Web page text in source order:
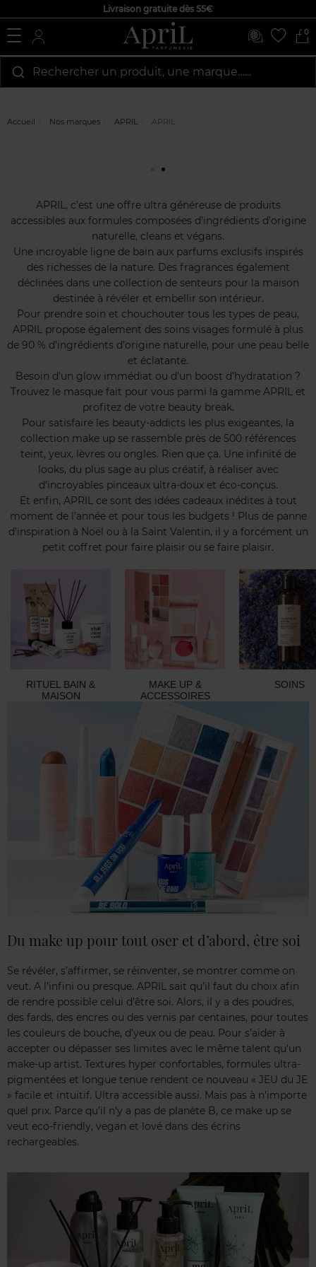
Livraison gratuite dès 55€
0
Rechercher un produit, une marque…...
Accueil Nos marques APRIL APRIL
APRIL, c’est une offre ultra généreuse de produits
accessibles aux formules composées d’ingrédients d’origine
naturelle, cleans et végans.
Une incroyable ligne de bain aux parfums exclusifs inspirés
des richesses de la nature. Des fragrances également
déclinées dans une collection de senteurs pour la maison
destinée à révéler et embellir son intérieur.
Pour prendre soin et chouchouter tous les types de peau,
APRIL propose également des soins visages formulé à plus
de 90 % d’ingrédients d’origine naturelle, pour une peau belle
et éclatante.
Besoin d’un glow immédiat ou d’un boost d’hydratation ?
Trouvez le masque fait pour vous parmi la gamme APRIL et
profitez de votre beauty break.
Pour satisfaire les beauty-addicts les plus exigeantes, la
collection make up se rassemble près de 500 références
teint, yeux, lèvres ou ongles. Rien que ça. Une infinité de
looks, du plus sage au plus créatif, à réaliser avec
d’incroyables pinceaux ultra-doux et éco-conçus.
Et enfin, APRIL ce sont des idées cadeaux inédites à tout
moment de l’année et pour tous les budgets ! Plus de panne
d’inspiration à Noël ou à la Saint Valentin, il y a forcément un
petit coffret pour faire plaisir ou se faire plaisir.
RITUEL BAIN &
MAISON
MAKE UP &
ACCESSOIRES
SOINS
Du make up pour tout oser et d’abord, être soi
Se révéler, s’affirmer, se réinventer, se montrer comme on
veut. A l’infini ou presque. APRIL sait qu’il faut du choix afin
de rendre possible celui d’être soi. Alors, il y a des poudres,
des fards, des encres ou des vernis par centaines, pour toutes
les couleurs de bouche, d’yeux ou de peau. Pour s’aider à
accepter ou dépasser ses limites avec le même talent qu’un
make-up artist. Textures hyper confortables, formules ultra-
pigmentées et longue tenue rendent ce nouveau « JEU du JE
» facile et intuitif. Ultra accessible aussi. Mais pas à n’importe
quel prix. Parce qu’il n’y a pas de planète B, ce make up se
veut eco-friendly, vegan et lové dans des écrins
rechargeables.